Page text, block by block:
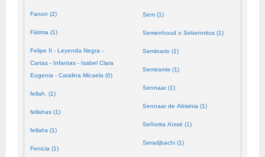
Fanon (2)
Fátima (1)
Felipe II - Leyenda Negra -
Cartas - Infantas - Isabel Clara
Eugenia - Catalina Micaela (0)
fellah. (1)
fellahas (1)
fellahs (1)
Fenicia (1)
Sem (1)
Semenhoud o Sebennitus (1)
Seminario (1)
Semiramis (1)
Sennaar (1)
Sennaar de Abisinia (1)
Señorita Aïssé (1)
Seradjbachi (1)